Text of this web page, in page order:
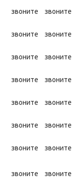
звоните звоните
звоните
звоните
звоните звоните
звоните
звоните
звоните звоните
звоните
звоните
звоните звоните
звоните звоните